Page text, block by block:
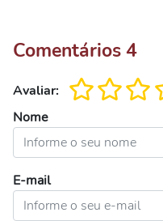
Comentários4
Avaliar:
Nome
E-mail